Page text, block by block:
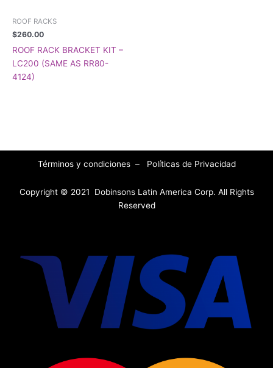
ROOF RACKS
$260.00
ROOF RACK BRACKET KIT –
LC200 (SAME AS RR80-
4124)
Términos y condiciones – Políticas de Privacidad
Copyright © 2021 Dobinsons Latin America Corp. All Rights
Reserved